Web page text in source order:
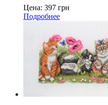
Цена: 397 грн
Подробнее